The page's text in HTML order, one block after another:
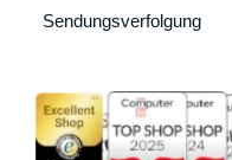
Sendungsverfolgung